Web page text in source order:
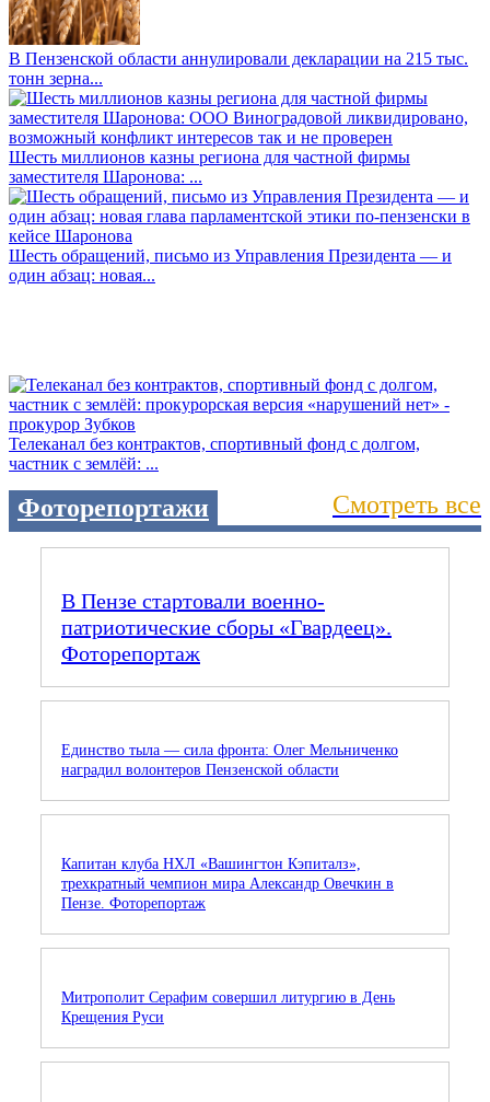
В Пензенской области аннулировали декларации на 215 тыс.
тонн зерна...
Шесть миллионов казны региона для частной фирмы
заместителя Шаронова: ...
Шесть обращений, письмо из Управления Президента — и
один абзац: новая...
Телеканал без контрактов, спортивный фонд с долгом,
частник с землёй: ...
Фоторепортажи Смотреть все
В Пензе стартовали военно-
патриотические сборы «Гвардеец».
Фоторепортаж
Единство тыла — сила фронта: Олег Мельниченко
наградил волонтеров Пензенской области
Капитан клуба НХЛ «Вашингтон Кэпиталз»,
трехкратный чемпион мира Александр Овечкин в
Пензе. Фоторепортаж
Митрополит Серафим совершил литургию в День
Крещения Руси